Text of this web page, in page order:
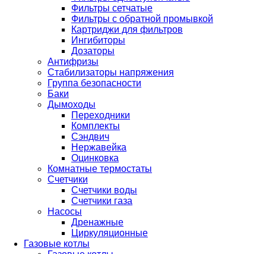
Фильтры сетчатые
Фильтры с обратной промывкой
Картриджи для фильтров
Ингибиторы
Дозаторы
Антифризы
Стабилизаторы напряжения
Группа безопасности
Баки
Дымоходы
Переходники
Комплекты
Сэндвич
Нержавейка
Оцинковка
Комнатные термостаты
Счетчики
Счетчики воды
Счетчики газа
Насосы
Дренажные
Циркуляционные
Газовые котлы